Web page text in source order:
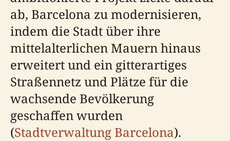
ab, Barcelona zu modernisieren,
indem die Stadt über ihre
mittelalterlichen Mauern hinaus
erweitert und ein gitterartiges
Straßennetz und Plätze für die
wachsende Bevölkerung
geschaffen wurden
(Stadtverwaltung Barcelona).